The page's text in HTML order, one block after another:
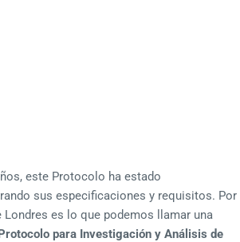
este Protocolo ha estado
sus especificaciones y requisitos. Por
es lo que podemos llamar una
para Investigación y Análisis de